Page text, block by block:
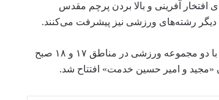
آفرینی و بالا بردن پرچم مقدس
رشته‌های ورزشی نیز پیشرفت می‌کنند.
🔸آیین افتتاح از مجموعه ورزشی مهر خاوران (شهیدان خدمت) به صورت ویدئو کنفرانس (برخط) همزمان با دو مجموعه ورزشی در مناطق ۱۷ و ۱۸ صبح